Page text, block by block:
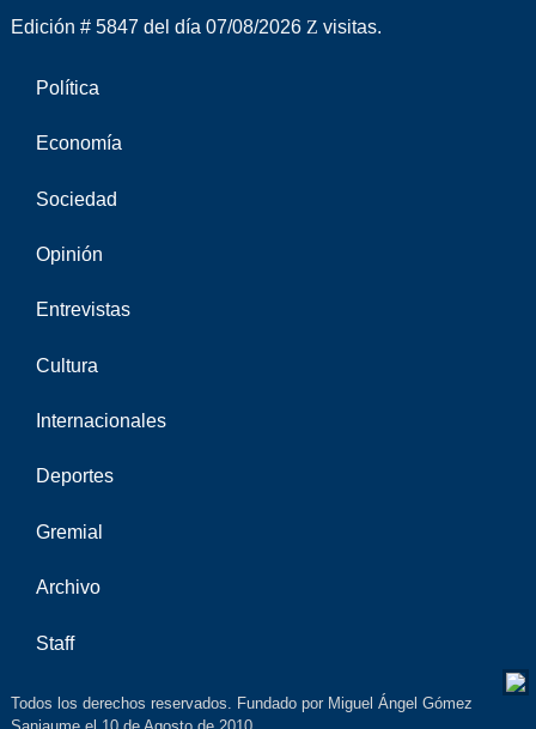
Edición # 5847 del día 07/08/2026 visitas.
Política
Economía
Sociedad
Opinión
Entrevistas
Cultura
Internacionales
Deportes
Gremial
Archivo
Staff
Todos los derechos reservados. Fundado por Miguel Ángel Gómez